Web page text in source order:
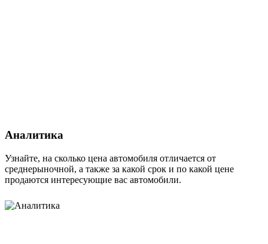
Аналитика
Узнайте, на сколько цена автомобиля отличается от
среднерыночной, а также за какой срок и по какой цене
продаются интересующие вас автомобили.